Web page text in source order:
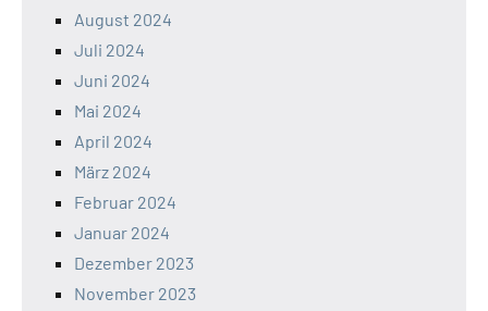
August 2024
Juli 2024
Juni 2024
Mai 2024
April 2024
März 2024
Februar 2024
Januar 2024
Dezember 2023
November 2023